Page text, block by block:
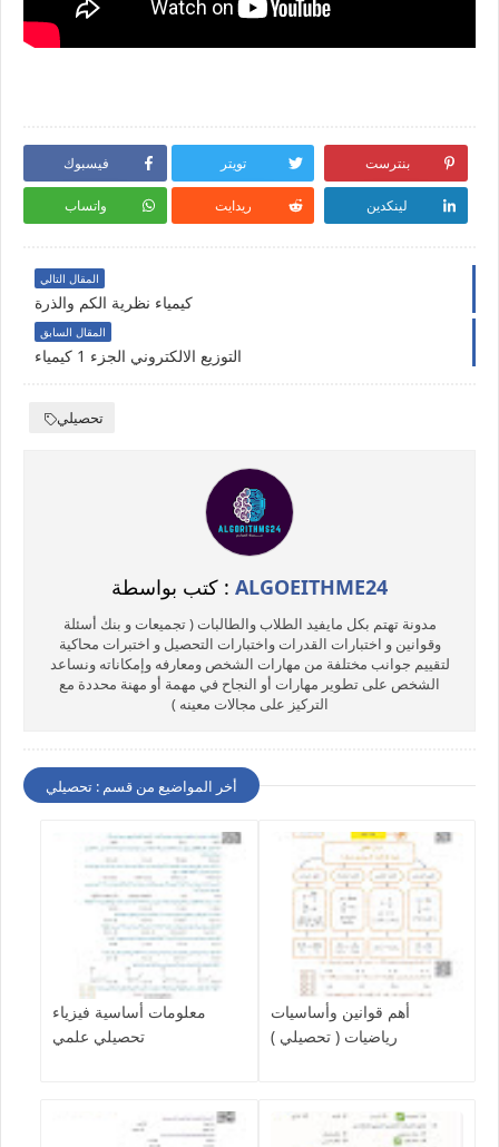
فيسبوك تويتر بنترست
واتساب ريدايت لينكدين
المقال التالي
كيمياء نظرية الكم والذرة
المقال السابق
التوزيع الالكتروني الجزء 1 كيمياء
تحصيلي
كتب بواسطة : ALGOEITHME24
مدونة تهتم بكل مايفيد الطلاب والطالبات ( تجميعات و بنك أسئلة
وقوانين و اختبارات القدرات واختبارات التحصيل و اختبرات محاكية
لتقييم جوانب مختلفة من مهارات الشخص ومعارفه وإمكاناته ونساعد
الشخص على تطوير مهارات أو النجاح في مهمة أو مهنة محددة مع
التركيز على مجالات معينه )
أخر المواضيع من قسم : تحصيلي
معلومات أساسية فيزياء
تحصيلي علمي
أهم قوانين وأساسيات
رياضيات ( تحصيلي )